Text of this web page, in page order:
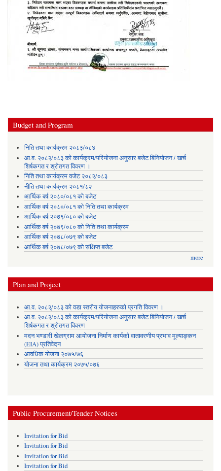
Budget and Program
निति तथा कार्यक्रम २०८३/०८४
आ.व. २०८२/०८३ को कार्यक्रम/परियोजना अनुसार बजेट बिनियोजन / खर्च
शिर्षकगत र श्रोतगत विवरण ।
निति तथा कार्यक्रम वजेट २०८२/०८३
नीति तथा कार्यक्रम २०८१/८२
आर्थिक बर्ष २०८०/०८१ को बजेट
आर्थिक वर्ष २०८०/०८१ को निति तथा कार्यक्रम
आर्थिक बर्ष २०७९/०८० को बजेट
आर्थिक वर्ष २०७९/०८० को निति तथा कार्यक्रम
आर्थिक बर्ष २०७८/०७९ को बजेट
आर्थिक बर्ष २०७८/०७९ को संक्षिप्त बजेट
more
Plan and Project
आ.व. २०८२्/०८३ को वडा स्तरीय योजनाहरुको प्रगति विवरण ।
आ.व. २०८२/०८३ को कार्यक्रम/परियोजना अनुसार बजेट बिनियोजन / खर्च
शिर्षकगत र श्रोतगत विवरण
मदन भण्डारी खेलग्राम आयोजना निर्माण कार्यको वातावरणीय प्रभाव मूल्याङ्कन
(EIA) प्रतिवेदन
आवधिक योजना २०७५/७६
योजना तथा कार्यक्रम २०७५/०७६
Public Procurement/Tender Notices
Invitation for Bid
Invitation for Bid
Invitation for Bid
Invitation for Bid